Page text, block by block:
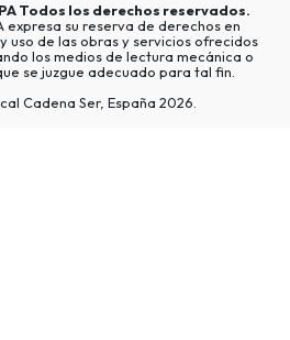
Todos los derechos reservados.
expresa su reserva de derechos en
uso de las obras y servicios ofrecidos
los medios de lectura mecánica o
se juzgue adecuado para tal fin.
Cadena Ser, España 2026.